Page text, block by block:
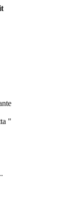
"